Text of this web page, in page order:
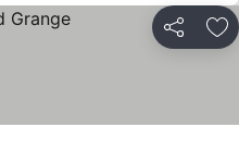
分享 加